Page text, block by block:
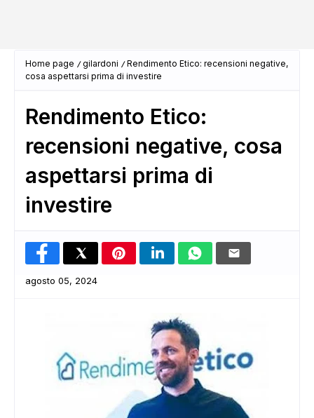
Home page gilardoni
Rendimento Etico: recensioni negative,
cosa aspettarsi prima di investire
Rendimento Etico:
recensioni negative, cosa
aspettarsi prima di
investire
agosto 05, 2024